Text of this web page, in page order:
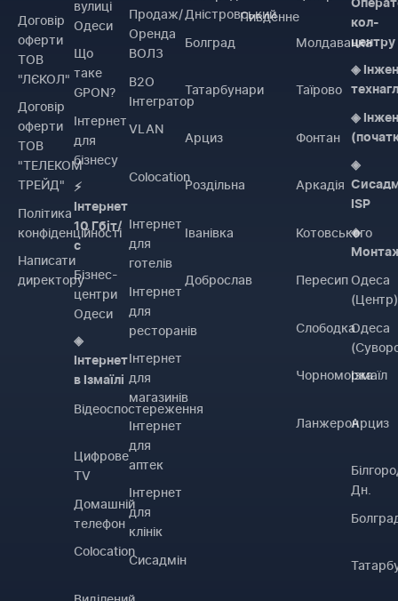
Договiр
оферти
ТОВ
"ЛЄКОЛ"
Договiр
оферти
ТОВ
"ТЕЛЕКОМ
ТРЕЙД"
Політика
конфіденційності
Написати
директору
вулиці
Одеси
Що
таке
GPON?
Інтернет
для
бізнесу
⚡
Інтернет
10 Гбіт/
с
Бізнес-
центри
Одеси
◈
Інтернет
в Ізмаїлі
Відеоспостереження
Цифрове
TV
Домашній
телефон
Colocation
Продаж/
Оренда
ВОЛЗ
B2O
Інтегратор
VLAN
Colocation
Інтернет
для
готелів
Інтернет
для
ресторанів
Інтернет
для
магазинів
Інтернет
для
аптек
Інтернет
для
клінік
Сисадмін
Дністровський
Болград
Татарбунари
Арциз
Роздільна
Іванівка
Доброслав
Пивденне
Молдаванка
Таїрово
Фонтан
Аркадія
Котовського
Пересип
Слободка
Чорноморка
Ланжерон
кол-
центру
◈
◈
◈
ISP
◈
Одеса
(Центр)
Одеса
Ізмаїл
Арциз
Дн.